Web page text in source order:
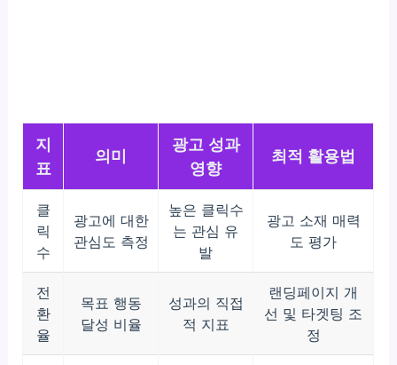
지
표
의미
광고 성과
영향
최적 활용법
클
릭
수
광고에 대한
관심도 측정
높은 클릭수
는 관심 유
발
광고 소재 매력
도 평가
전
환
율
목표 행동
달성 비율
성과의 직접
적 지표
랜딩페이지 개
선 및 타겟팅 조
정